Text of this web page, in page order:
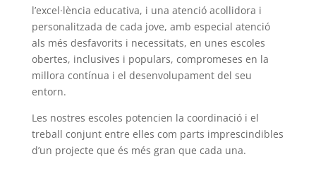
l’excel·lència educativa, i una atenció acollidora i
personalitzada de cada jove, amb especial atenció
als més desfavorits i necessitats, en unes escoles
obertes, inclusives i populars, compromeses en la
millora contínua i el desenvolupament del seu
entorn.
Les nostres escoles potencien la coordinació i el
treball conjunt entre elles com parts imprescindibles
d’un projecte que és més gran que cada una.